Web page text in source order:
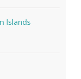
Islands